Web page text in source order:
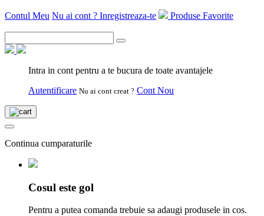
Contul Meu Nu ai cont ? Inregistreaza-te Produse Favorite
Intra in cont pentru a te bucura de toate avantajele
Autentificare Nu ai cont creat ? Cont Nou
Continua cumparaturile
Cosul este gol
Pentru a putea comanda trebuie sa adaugi produsele in cos.